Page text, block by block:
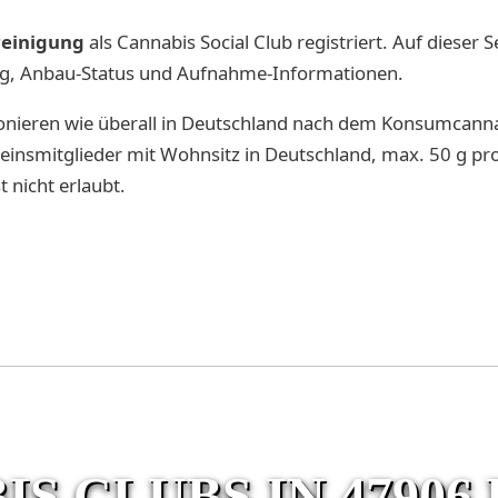
als Cannabis Social Club registriert. Auf dieser
Anbau-Status und Aufnahme-Informationen.
wie überall in Deutschland nach dem
mit Wohnsitz in Deutschland, max. 50 g
nicht erlaubt.